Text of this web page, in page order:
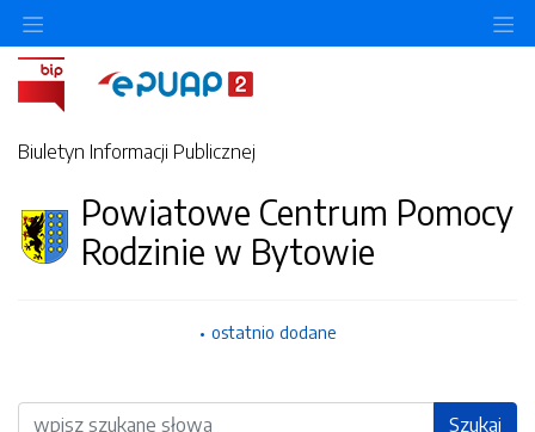
Biuletyn Informacji Publicznej
Powiatowe Centrum Pomocy
Rodzinie w Bytowie
ostatnio dodane
Wyszukiwarka Szukaj